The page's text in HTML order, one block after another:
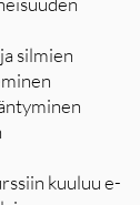
silmien
kuuluu e-